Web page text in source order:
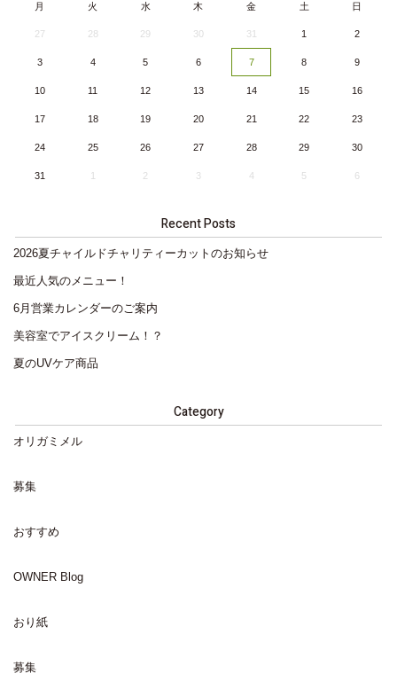
月 火 水 木 金 土 日
27 28 29 30 31 1 2
3 4 5 6 7 8 9
10 11 12 13 14 15 16
17 18 19 20 21 22 23
24 25 26 27 28 29 30
31 1 2 3 4 5 6
Recent Posts
2026夏チャイルドチャリティーカットのお知らせ
最近人気のメニュー！
6月営業カレンダーのご案内
美容室でアイスクリーム！？
夏のUVケア商品
Category
オリガミメル
募集
おすすめ
OWNER Blog
おり紙
募集